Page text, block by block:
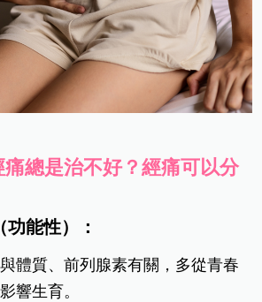
總是治不好？經痛可以分
能性）：
體質、前列腺素有關，多從青春
響生育。